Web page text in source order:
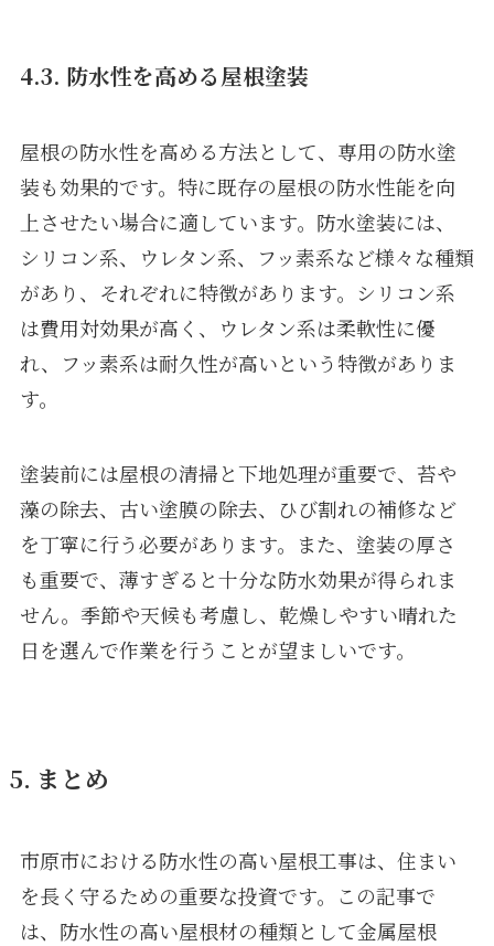
4.3. 防水性を高める屋根塗装
屋根の防水性を高める方法として、専用の防水塗
装も効果的です。特に既存の屋根の防水性能を向
上させたい場合に適しています。防水塗装には、
シリコン系、ウレタン系、フッ素系など様々な種類
があり、それぞれに特徴があります。シリコン系
は費用対効果が高く、ウレタン系は柔軟性に優
れ、フッ素系は耐久性が高いという特徴がありま
す。
塗装前には屋根の清掃と下地処理が重要で、苔や
藻の除去、古い塗膜の除去、ひび割れの補修など
を丁寧に行う必要があります。また、塗装の厚さ
も重要で、薄すぎると十分な防水効果が得られま
せん。季節や天候も考慮し、乾燥しやすい晴れた
日を選んで作業を行うことが望ましいです。
5. まとめ
市原市における防水性の高い屋根工事は、住まい
を長く守るための重要な投資です。この記事で
は、防水性の高い屋根材の種類として金属屋根